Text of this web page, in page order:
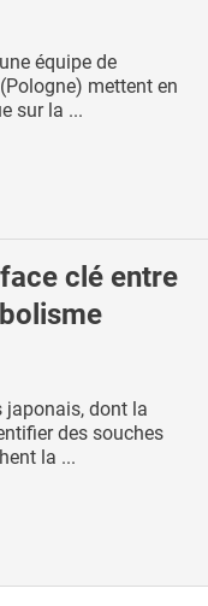
équipe de
mettent en
sur la ...
clé entre
japonais, dont la
des souches
la ...